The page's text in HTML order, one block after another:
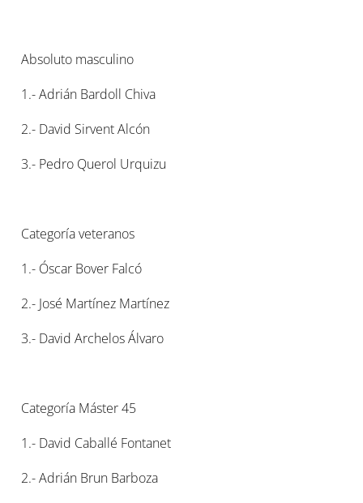
Absoluto masculino
1.- Adrián Bardoll Chiva
2.- David Sirvent Alcón
3.- Pedro Querol Urquizu
Categoría veteranos
1.- Óscar Bover Falcó
2.- José Martínez Martínez
3.- David Archelos Álvaro
Categoría Máster 45
1.- David Caballé Fontanet
2.- Adrián Brun Barboza